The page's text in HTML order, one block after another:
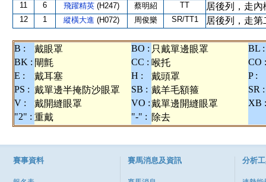
11 6 飛躍精英 (H247) 蔡明紹 TT 居後列，走
12 1 縱橫大進 (H072) 周俊樂 SR/TT1 居後列，走
B : 戴眼罩 BO : 只戴單邊眼罩
BL :
BK : 閘氈 CC : 喉托
CO :
E :
戴耳塞 H : 戴頭罩
P :
PS : 戴單邊半掩防沙眼罩 SB : 戴羊毛額箍
SR :
V :
戴開縫眼罩 VO :戴單邊開縫眼罩
XB :
"2" : 重戴 "-" : 除去
賽事資料 賽馬消息及資訊 分析